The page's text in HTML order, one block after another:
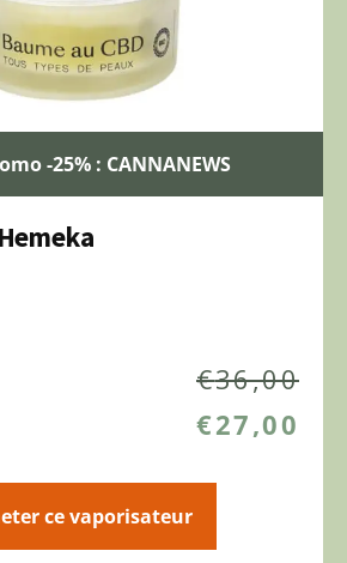
-25% : CANNANEWS
€36,00
€27,00
ce vaporisateur